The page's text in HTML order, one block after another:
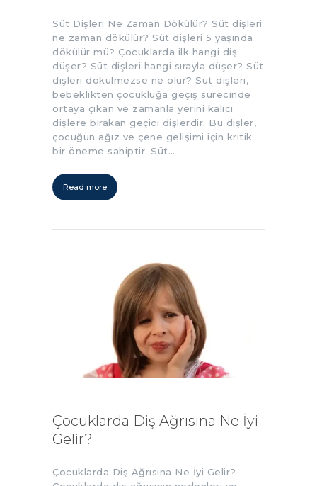
Süt Dişleri Ne Zaman Dökülür? Süt dişleri
ne zaman dökülür? Süt dişleri 5 yaşında
dökülür mü? Çocuklarda ilk hangi diş
düşer? Süt dişleri hangi sırayla düşer? Süt
dişleri dökülmezse ne olur? Süt dişleri,
bebeklikten çocukluğa geçiş sürecinde
ortaya çıkan ve zamanla yerini kalıcı
dişlere bırakan geçici dişlerdir. Bu dişler,
çocuğun ağız ve çene gelişimi için kritik
bir öneme sahiptir. Süt…
Read more
Çocuklarda Diş Ağrısına Ne İyi
Gelir?
Çocuklarda Diş Ağrısına Ne İyi Gelir?